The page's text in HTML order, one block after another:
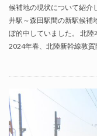
候補地の現状について紹介
井駅～森田駅間の新駅候補
ぼ的中していました。 北
2024年春、北陸新幹線敦